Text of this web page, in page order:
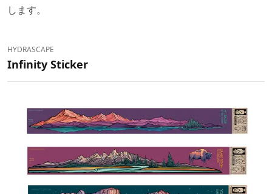
します。
HYDRASCAPE
Infinity Sticker